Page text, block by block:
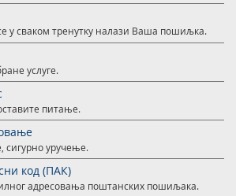
у сваком тренутку налази Ваша пошиљка.
услуге.
питање.
сигурно уручење.
код (ПАК)
адресовања поштанских пошиљака.